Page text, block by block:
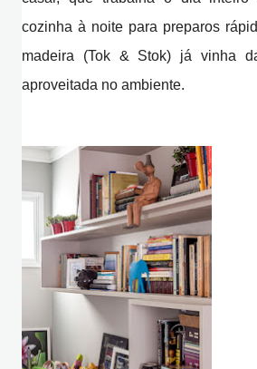
cozinha à noite para preparos
madeira (Tok & Stok) já vinha
aproveitada no ambiente.